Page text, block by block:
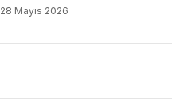
28 Mayıs 2026